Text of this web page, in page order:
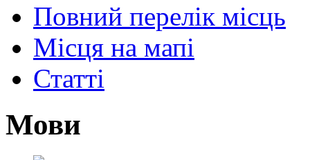
Повний перелік місць
Місця на мапі
Статті
Мови